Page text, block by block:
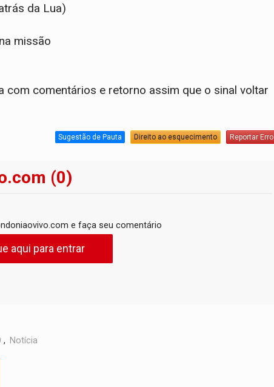
da Lua)
missão
com comentários e retorno assim que o sinal voltar
Sugestão de Pauta Direito ao esquecimento Reportar Erro
(0)
e faça seu comentário
aqui para entrar
, Notícia